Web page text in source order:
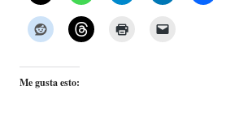
Me gusta esto: